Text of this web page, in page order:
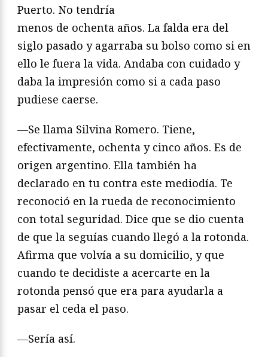
Puerto. No tendría
menos de ochenta años. La falda era del
siglo pasado y agarraba su bolso como si en
ello le fuera la vida. Andaba con cuidado y
daba la impresión como si a cada paso
pudiese caerse.
—Se llama Silvina Romero. Tiene,
efectivamente, ochenta y cinco años. Es de
origen argentino. Ella también ha
declarado en tu contra este mediodía. Te
reconoció en la rueda de reconocimiento
con total seguridad. Dice que se dio cuenta
de que la seguías cuando llegó a la rotonda.
Afirma que volvía a su domicilio, y que
cuando te decidiste a acercarte en la
rotonda pensó que era para ayudarla a
pasar el ceda el paso.
—Sería así.